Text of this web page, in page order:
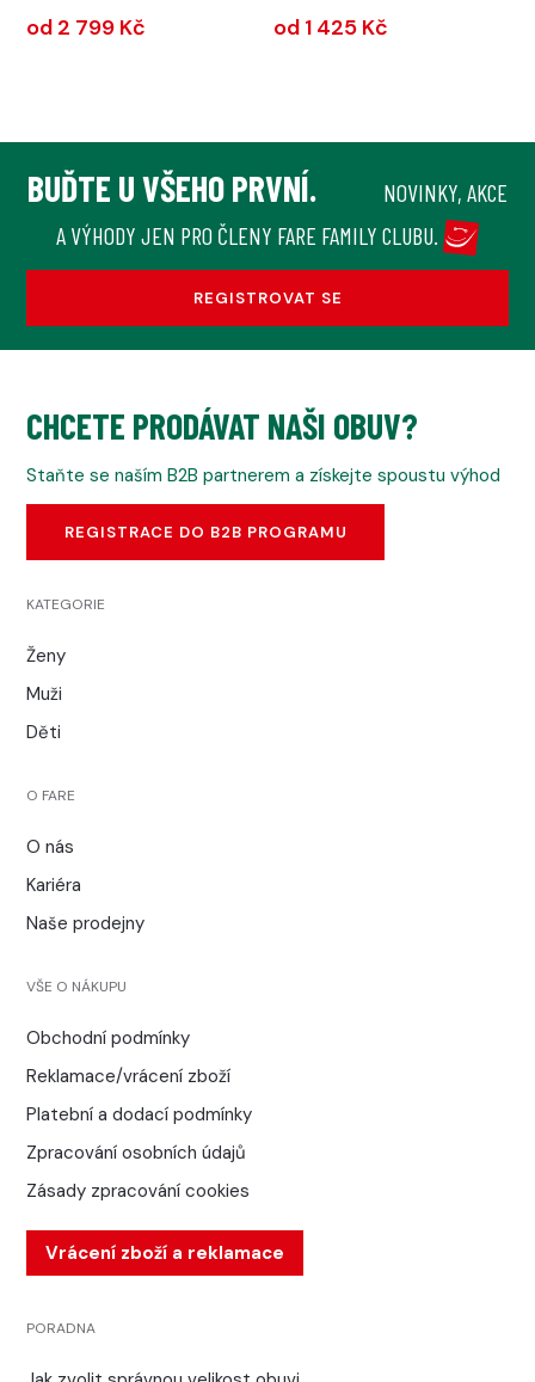
od 2 799 Kč od 1 425 Kč
BUĎTE U VŠEHO PRVNÍ.
NOVINKY, AKCE
A VÝHODY JEN PRO ČLENY FARE FAMILY CLUBU.
REGISTROVAT SE
CHCETE PRODÁVAT NAŠI OBUV?
Staňte se naším B2B partnerem a získejte spoustu výhod
REGISTRACE DO B2B PROGRAMU
KATEGORIE
Ženy
Muži
Děti
O FARE
O nás
Kariéra
Naše prodejny
VŠE O NÁKUPU
Obchodní podmínky
Reklamace/vrácení zboží
Platební a dodací podmínky
Zpracování osobních údajů
Zásady zpracování cookies
Vrácení zboží a reklamace
PORADNA